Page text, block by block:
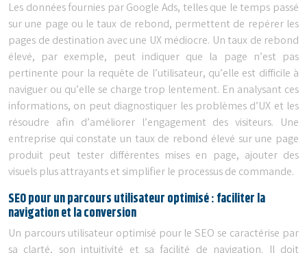
Les données fournies par Google Ads, telles que le temps passé
sur une page ou le taux de rebond, permettent de repérer les
pages de destination avec une UX médiocre. Un taux de rebond
élevé, par exemple, peut indiquer que la page n’est pas
pertinente pour la requête de l’utilisateur, qu’elle est difficile à
naviguer ou qu’elle se charge trop lentement. En analysant ces
informations, on peut diagnostiquer les problèmes d’UX et les
résoudre afin d’améliorer l’engagement des visiteurs. Une
entreprise qui constate un taux de rebond élevé sur une page
produit peut tester différentes mises en page, ajouter des
visuels plus attrayants et simplifier le processus de commande.
SEO pour un parcours utilisateur optimisé : faciliter la
navigation et la conversion
Un parcours utilisateur optimisé pour le SEO se caractérise par